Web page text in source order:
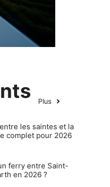
Plus
les saintes et la
complet pour 2026
ferry entre Saint-
en 2026 ?